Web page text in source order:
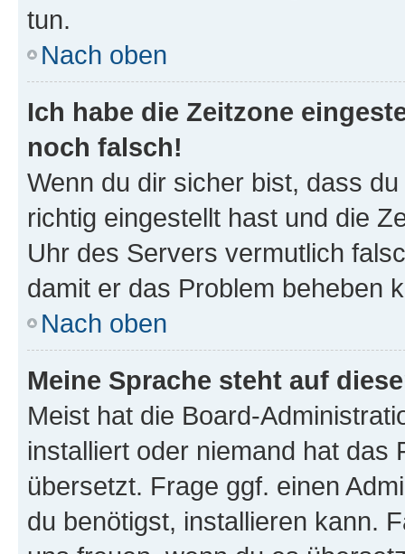
tun.
Nach oben
Ich habe die Zeitzone
noch falsch!
Wenn du dir sicher bist, dass
richtig eingestellt hast und die
Uhr des Servers vermutlich
damit er das Problem beheben
Nach oben
Meine Sprache steht auf
Meist hat die Board-
installiert oder niemand hat das
übersetzt. Frage ggf. einen
du benötigst, installieren kann.